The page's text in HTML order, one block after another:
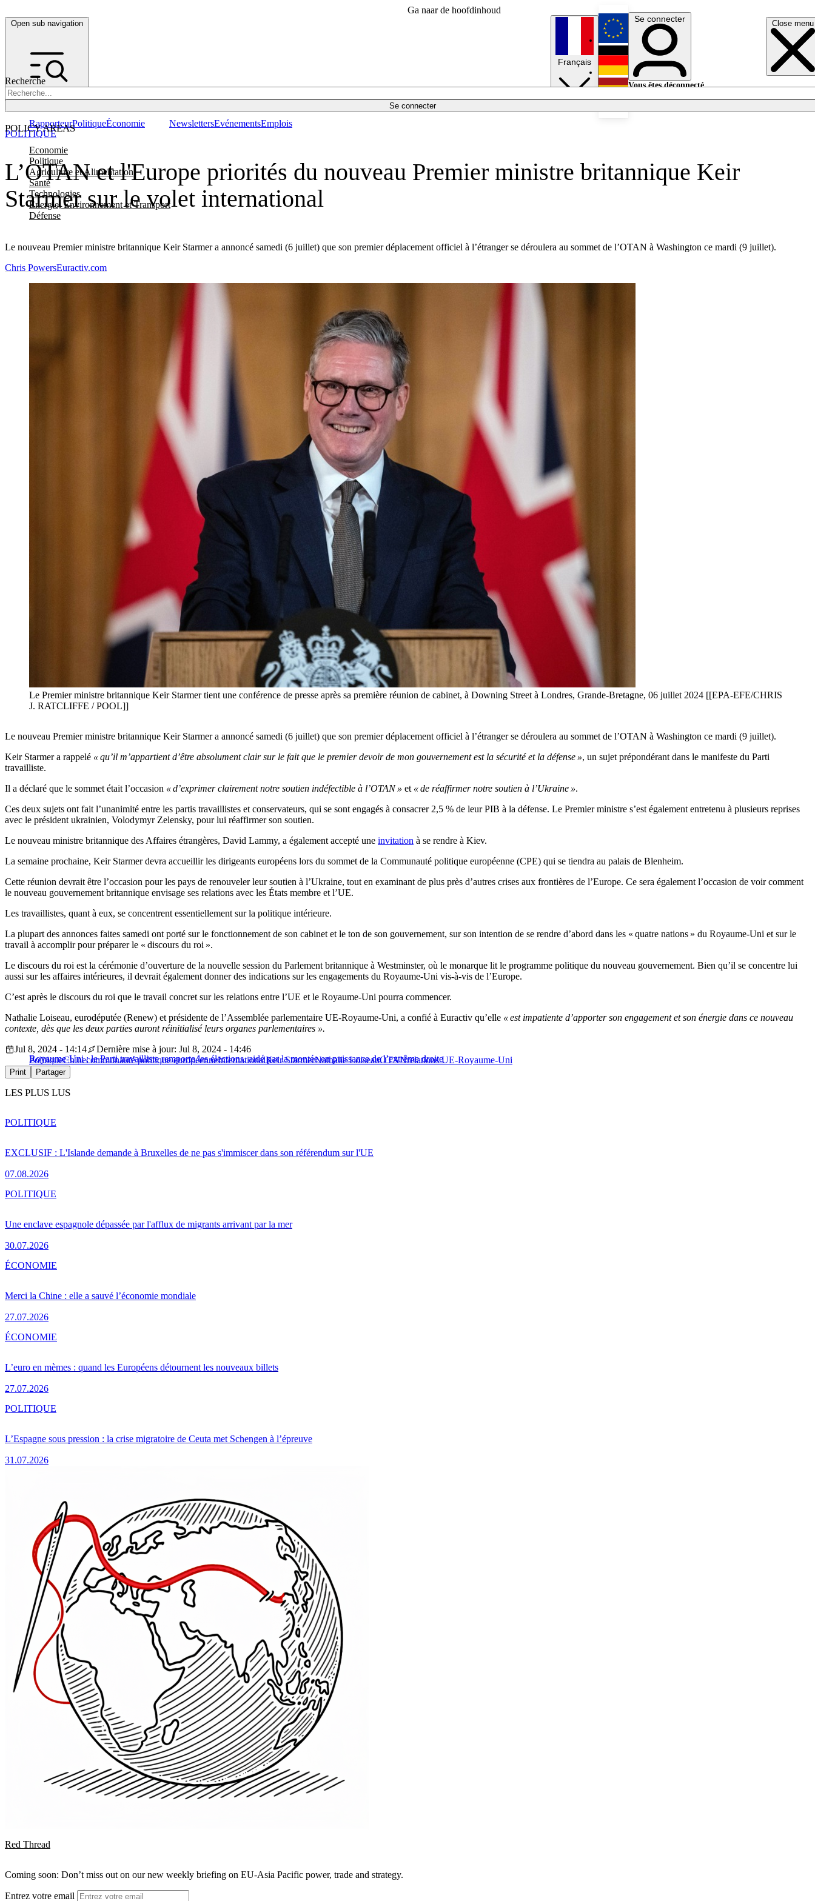
Ga naar de hoofdinhoud
Open sub navigation Close menu
Recherche
Se connecter
POLICY AREAS
Economie
Politique
Agriculture et Alimentation
Santé
Technologies
Energie, Environnement et Transport
Défense
RapporteurPolitiqueÉconomie NewslettersEvénementsEmplois
Français
English
Deutsch
Se connecter
Vous êtes déconnecté.
L’OTAN et l'Europe priorités du nouveau Premier ministre britannique Keir
Starmer sur le volet international
Le nouveau Premier ministre britannique Keir Starmer a annoncé samedi (6 juillet) que son premier déplacement officiel à l’étranger se déroulera au sommet de l’OTAN à Washington ce mardi (9 juillet).
POLITIQUE
Chris PowersEuractiv.com
Le Premier ministre britannique Keir Starmer tient une conférence de presse après sa première réunion de cabinet, à Downing Street à Londres, Grande-Bretagne, 06 juillet 2024 [[EPA-EFE/CHRIS
J. RATCLIFFE / POOL]]
Le nouveau Premier ministre britannique Keir Starmer a annoncé samedi (6 juillet) que son premier déplacement officiel à l’étranger se déroulera au sommet de l’OTAN à Washington ce mardi (9 juillet).
Keir Starmer a rappelé « qu’il m’appartient d’être absolument clair sur le fait que le premier devoir de mon gouvernement est la sécurité et la défense », un sujet prépondérant dans le manifeste du Parti
travailliste.
Il a déclaré que le sommet était l’occasion « d’exprimer clairement notre soutien indéfectible à l’OTAN » et « de réaffirmer notre soutien à l’Ukraine ».
Ces deux sujets ont fait l’unanimité entre les partis travaillistes et conservateurs, qui se sont engagés à consacrer 2,5 % de leur PIB à la défense. Le Premier ministre s’est également entretenu à plusieurs reprises
avec le président ukrainien, Volodymyr Zelensky, pour lui réaffirmer son soutien.
Le nouveau ministre britannique des Affaires étrangères, David Lammy, a également accepté une invitation à se rendre à Kiev.
La semaine prochaine, Keir Starmer devra accueillir les dirigeants européens lors du sommet de la Communauté politique européenne (CPE) qui se tiendra au palais de Blenheim.
Cette réunion devrait être l’occasion pour les pays de renouveler leur soutien à l’Ukraine, tout en examinant de plus près d’autres crises aux frontières de l’Europe. Ce sera également l’occasion de voir comment
le nouveau gouvernement britannique envisage ses relations avec les États membre et l’UE.
Les travaillistes, quant à eux, se concentrent essentiellement sur la politique intérieure.
La plupart des annonces faites samedi ont porté sur le fonctionnement de son cabinet et le ton de son gouvernement, sur son intention de se rendre d’abord dans les « quatre nations » du Royaume-Uni et sur le
travail à accomplir pour préparer le « discours du roi ».
Le discours du roi est la cérémonie d’ouverture de la nouvelle session du Parlement britannique à Westminster, où le monarque lit le programme politique du nouveau gouvernement. Bien qu’il se concentre lui
aussi sur les affaires intérieures, il devrait également donner des indications sur les engagements du Royaume-Uni vis-à-vis de l’Europe.
C’est après le discours du roi que le travail concret sur les relations entre l’UE et le Royaume-Uni pourra commencer.
Nathalie Loiseau, eurodéputée (Renew) et présidente de l’Assemblée parlementaire UE-Royaume-Uni, a confié à Euractiv qu’elle « est impatiente d’apporter son engagement et son énergie dans ce nouveau
contexte, dès que les deux parties auront réinitialisé leurs organes parlementaires ».
Royaume-Uni : le Parti travailliste remporte les élections, aidé par la montée en puissance de l’extrême droite
Jul 8, 2024 - 14:14
Dernière mise à jour: Jul 8, 2024 - 14:46
PolitiqueChinecommunauté politique européenneInternationalKeir StarmerNathalie LoiseauOTANrelations UE-Royaume-Uni
Print Partager
LES PLUS LUS
EXCLUSIF : L'Islande demande à Bruxelles de ne pas s'immiscer dans son référendum sur l'UE
07.08.2026
POLITIQUE
Une enclave espagnole dépassée par l'afflux de migrants arrivant par la mer
30.07.2026
POLITIQUE
Merci la Chine : elle a sauvé l’économie mondiale
27.07.2026
ÉCONOMIE
L’euro en mèmes : quand les Européens détournent les nouveaux billets
27.07.2026
ÉCONOMIE
L’Espagne sous pression : la crise migratoire de Ceuta met Schengen à l’épreuve
31.07.2026
POLITIQUE
Red Thread
Coming soon: Don’t miss out on our new weekly briefing on EU-Asia Pacific power, trade and strategy.
Entrez votre email